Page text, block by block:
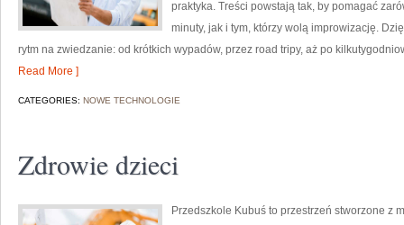
praktyka. Treści powstają tak, by pomagać
minuty, jak i tym, którzy wolą improwizację.
rytm na zwiedzanie: od krótkich wypadów, przez road tripy, aż po
Read More ]
CATEGORIES: NOWE TECHNOLOGIE
Zdrowie dzieci
Przedszkole Kubuś to przestrzeń stworzone z